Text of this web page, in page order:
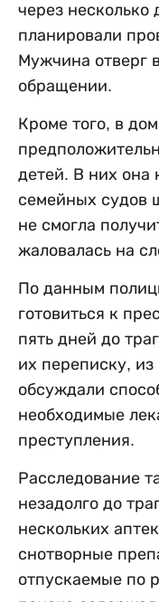
через несколько
планировали
Мужчина отверг
обращении.
Кроме того, в
детей. В них она
семейных судов
не смогла
жаловалась на
По данным
готовиться к
пять дней до
их переписку, из
обсуждали
необходимые
преступления.
Расследование
незадолго до
нескольких
снотворные
отпускаемые по